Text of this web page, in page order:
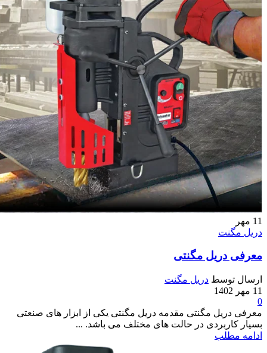
11 مهر
دریل مگنت
معرفی دریل مگنتی
ارسال توسط دریل مگنت
11 مهر 1402
0
معرفی دریل مگنتی مقدمه دریل مگنتی یکی از ابزار های صنعتی
بسیار کاربردی در حالت های مختلف می باشد. ...
ادامه مطلب